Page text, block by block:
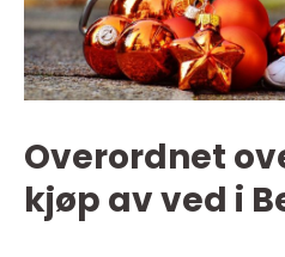
Overordnet
kjøp av ved i